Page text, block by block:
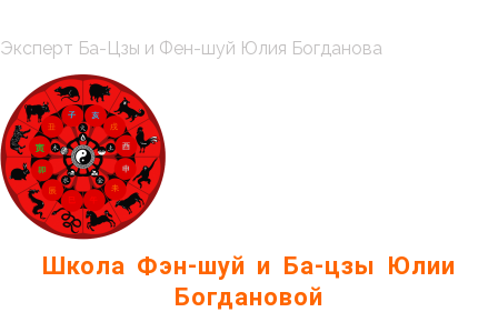
к
содержимому
Эксперт Ба-Цзы и Фен-шуй Юлия Богданова
Школа Фэн-шуй и Ба-цзы Юлии
Богдановой
Меню